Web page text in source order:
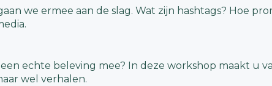
we ermee aan de slag. Wat zijn hashtags? Hoe
echte beleving mee? In deze workshop maakt u
wel verhalen.